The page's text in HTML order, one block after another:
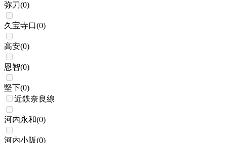
弥刀(0)
久宝寺口(0)
高安(0)
恩智(0)
堅下(0)
近鉄奈良線
河内永和(0)
河内小阪(0)